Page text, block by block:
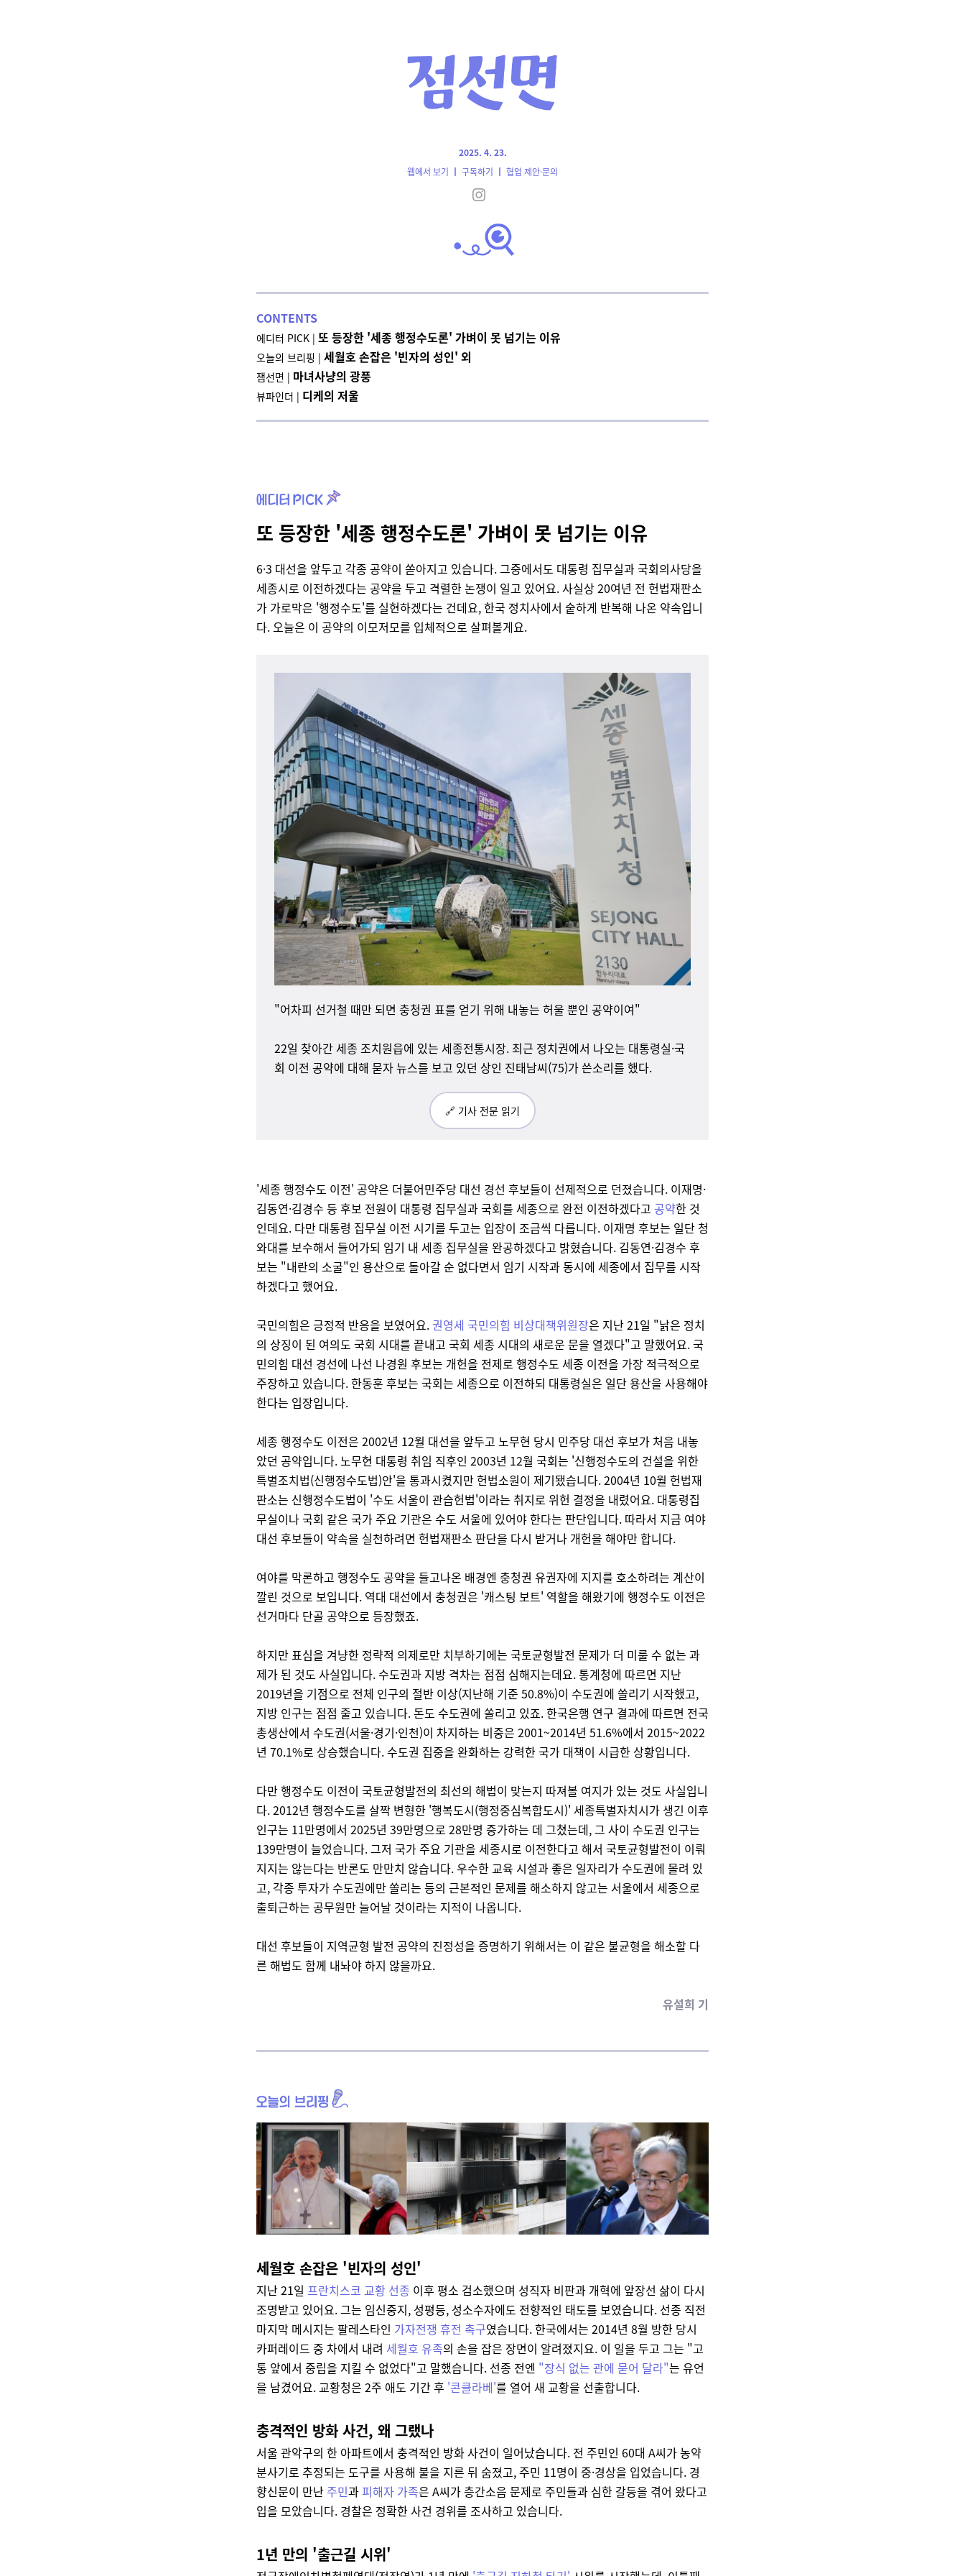
2025. 4. 23.
웹에서 보기 ┃ 구독하기 ┃ 협업 제안·문의
CONTENTS
에디터 PICK | 또 등장한 '세종 행정수도론' 가벼이 못 넘기는 이유
오늘의 브리핑 | 세월호 손잡은 '빈자의 성인' 외
잼선면 | 마녀사냥의 광풍
뷰파인더 | 디케의 저울
또 등장한 '세종 행정수도론' 가벼이 못 넘기는 이유
6·3 대선을 앞두고 각종 공약이 쏟아지고 있습니다. 그중에서도 대통령 집무실과 국회의사당을
세종시로 이전하겠다는 공약을 두고 격렬한 논쟁이 일고 있어요. 사실상 20여년 전 헌법재판소
가 가로막은 '행정수도'를 실현하겠다는 건데요, 한국 정치사에서 숱하게 반복해 나온 약속입니
다. 오늘은 이 공약의 이모저모를 입체적으로 살펴볼게요.
"어차피 선거철 때만 되면 충청권 표를 얻기 위해 내놓는 허울 뿐인 공약이여"
22일 찾아간 세종 조치원읍에 있는 세종전통시장. 최근 정치권에서 나오는 대통령실·국
회 이전 공약에 대해 묻자 뉴스를 보고 있던 상인 진태남씨(75)가 쓴소리를 했다.
🔗 기사 전문 읽기
'세종 행정수도 이전' 공약은 더불어민주당 대선 경선 후보들이 선제적으로 던졌습니다. 이재명·
김동연·김경수 등 후보 전원이 대통령 집무실과 국회를 세종으로 완전 이전하겠다고 공약한 것
인데요. 다만 대통령 집무실 이전 시기를 두고는 입장이 조금씩 다릅니다. 이재명 후보는 일단 청
와대를 보수해서 들어가되 임기 내 세종 집무실을 완공하겠다고 밝혔습니다. 김동연·김경수 후
보는 "내란의 소굴"인 용산으로 돌아갈 순 없다면서 임기 시작과 동시에 세종에서 집무를 시작
하겠다고 했어요.
국민의힘은 긍정적 반응을 보였어요.권영세 국민의힘 비상대책위원장은 지난 21일 "낡은 정치
의 상징이 된 여의도 국회 시대를 끝내고 국회 세종 시대의 새로운 문을 열겠다"고 말했어요. 국
민의힘 대선 경선에 나선 나경원 후보는 개헌을 전제로 행정수도 세종 이전을 가장 적극적으로
주장하고 있습니다. 한동훈 후보는 국회는 세종으로 이전하되 대통령실은 일단 용산을 사용해야
한다는 입장입니다.
세종 행정수도 이전은 2002년 12월 대선을 앞두고 노무현 당시 민주당 대선 후보가 처음 내놓
았던 공약입니다. 노무현 대통령 취임 직후인 2003년 12월 국회는 '신행정수도의 건설을 위한
특별조치법(신행정수도법)안'을 통과시켰지만 헌법소원이 제기됐습니다. 2004년 10월 헌법재
판소는 신행정수도법이 '수도 서울이 관습헌법'이라는 취지로 위헌 결정을 내렸어요. 대통령집
무실이나 국회 같은 국가 주요 기관은 수도 서울에 있어야 한다는 판단입니다. 따라서 지금 여야
대선 후보들이 약속을 실천하려면 헌법재판소 판단을 다시 받거나 개헌을 해야만 합니다.
여야를 막론하고 행정수도 공약을 들고나온 배경엔 충청권 유권자에 지지를 호소하려는 계산이
깔린 것으로 보입니다. 역대 대선에서 충청권은 '캐스팅 보트' 역할을 해왔기에 행정수도 이전은
선거마다 단골 공약으로 등장했죠.
하지만 표심을 겨냥한 정략적 의제로만 치부하기에는 국토균형발전 문제가 더 미룰 수 없는 과
제가 된 것도 사실입니다. 수도권과 지방 격차는 점점 심해지는데요. 통계청에 따르면 지난
2019년을 기점으로 전체 인구의 절반 이상(지난해 기준 50.8%)이 수도권에 쏠리기 시작했고,
지방 인구는 점점 줄고 있습니다. 돈도 수도권에 쏠리고 있죠. 한국은행 연구 결과에 따르면 전국
총생산에서 수도권(서울·경기·인천)이 차지하는 비중은 2001~2014년 51.6%에서 2015~2022
년 70.1%로 상승했습니다. 수도권 집중을 완화하는 강력한 국가 대책이 시급한 상황입니다.
다만 행정수도 이전이 국토균형발전의 최선의 해법이 맞는지 따져볼 여지가 있는 것도 사실입니
다. 2012년 행정수도를 살짝 변형한 '행복도시(행정중심복합도시)' 세종특별자치시가 생긴 이후
인구는 11만명에서 2025년 39만명으로 28만명 증가하는 데 그쳤는데, 그 사이 수도권 인구는
139만명이 늘었습니다. 그저 국가 주요 기관을 세종시로 이전한다고 해서 국토균형발전이 이뤄
지지는 않는다는 반론도 만만치 않습니다. 우수한 교육 시설과 좋은 일자리가 수도권에 몰려 있
고, 각종 투자가 수도권에만 쏠리는 등의 근본적인 문제를 해소하지 않고는 서울에서 세종으로
출퇴근하는 공무원만 늘어날 것이라는 지적이 나옵니다.
대선 후보들이 지역균형 발전 공약의 진정성을 증명하기 위해서는 이 같은 불균형을 해소할 다
른 해법도 함께 내놔야 하지 않을까요.
유설희 기
세월호 손잡은 '빈자의 성인'
지난 21일 프란치스코 교황 선종 이후 평소 검소했으며 성직자 비판과 개혁에 앞장선 삶이 다시
조명받고 있어요. 그는 임신중지, 성평등, 성소수자에도 전향적인 태도를 보였습니다. 선종 직전
마지막 메시지는 팔레스타인 가자전쟁 휴전 촉구였습니다. 한국에서는 2014년 8월 방한 당시
카퍼레이드 중 차에서 내려 세월호 유족의 손을 잡은 장면이 알려졌지요. 이 일을 두고 그는 "고
통 앞에서 중립을 지킬 수 없었다"고 말했습니다. 선종 전엔 "장식 없는 관에 묻어 달라"는 유언
을 남겼어요. 교황청은 2주 애도 기간 후 '콘클라베'를 열어 새 교황을 선출합니다.
충격적인 방화 사건, 왜 그랬나
서울 관악구의 한 아파트에서 충격적인 방화 사건이 일어났습니다. 전 주민인 60대 A씨가 농약
분사기로 추정되는 도구를 사용해 불을 지른 뒤 숨졌고, 주민 11명이 중·경상을 입었습니다. 경
향신문이 만난주민과 피해자 가족은 A씨가 층간소음 문제로 주민들과 심한 갈등을 겪어 왔다고
입을 모았습니다. 경찰은 정확한 사건 경위를 조사하고 있습니다.
1년 만의 '출근길 시위'